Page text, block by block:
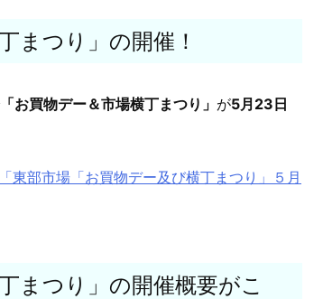
まつり」の開催！
「お買物デー＆市場横丁まつり」 が5月23日
東部市場「お買物デー及び横丁まつり」５月
まつり」の開催概要がこ